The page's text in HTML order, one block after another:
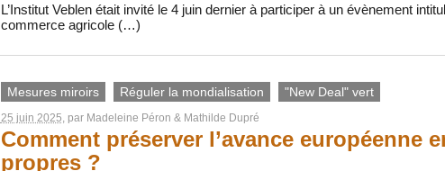
L’Institut Veblen était invité le 4 juin dernier à participer à un évènement
commerce agricole (…)
Mesures miroirs Réguler la mondialisation "New Deal" vert
25 juin 2025, par Madeleine Péron & Mathilde Dupré
Comment préserver l’avance européenne
propres ?